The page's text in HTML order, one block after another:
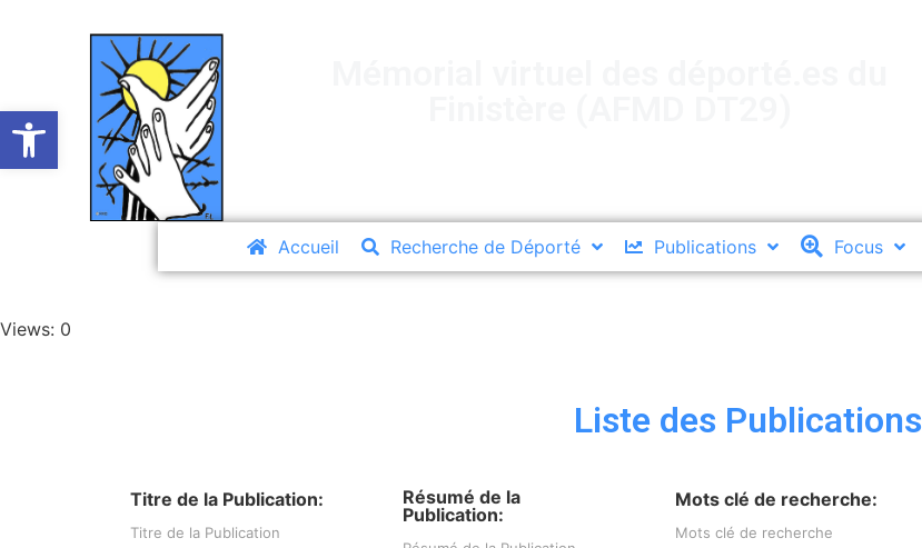
Ouvrir la barre d’outils
Accueil Recherche de Déporté Publications Focus
Views: 0
Liste des Publications
Titre de la Publication:
Résumé de la
Publication:
Mots clé de recherche: